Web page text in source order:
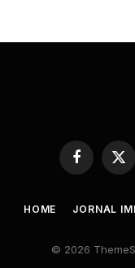
Facebook
X
HOME JORNAL
© 2026